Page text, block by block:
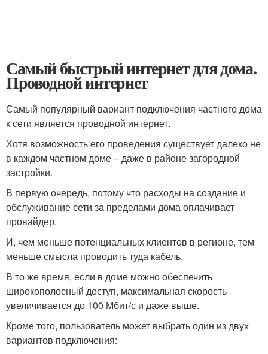
Самый быстрый интернет для дома.
Проводной интернет
Самый популярный вариант подключения частного дома
к сети является проводной интернет.
Хотя возможность его проведения существует далеко не
в каждом частном доме – даже в районе загородной
застройки.
В первую очередь, потому что расходы на создание и
обслуживание сети за пределами дома оплачивает
провайдер.
И, чем меньше потенциальных клиентов в регионе, тем
меньше смысла проводить туда кабель.
В то же время, если в доме можно обеспечить
широкополосный доступ, максимальная скорость
увеличивается до 100 Мбит/с и даже выше.
Кроме того, пользователь может выбрать один из двух
вариантов подключения: